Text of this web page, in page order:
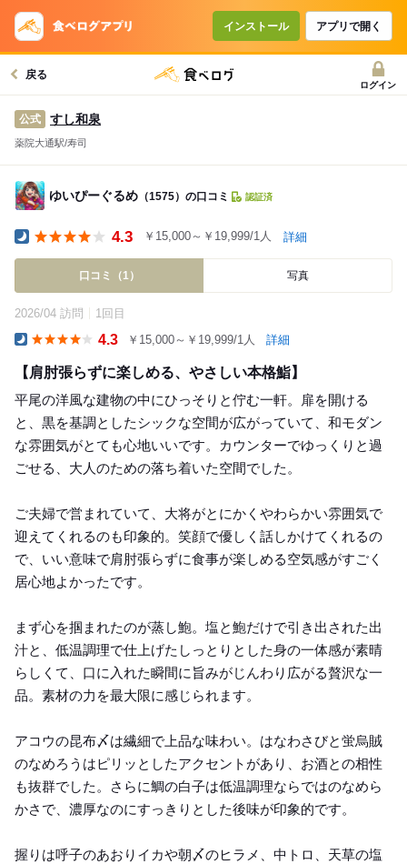
インストール アプリで開く
戻る
ログイン
公式 すし和泉
薬院大通駅/寿司
ゆいぴーぐるめ （1575）の口コミ 認証済
4.3 ￥15,000～￥19,999/1人 詳細
口コミ（1） 写真
2026/04 訪問 1回目
4.3 ￥15,000～￥19,999/1人 詳細
【肩肘張らずに楽しめる、やさしい本格鮨】
平尾の洋風な建物の中にひっそりと佇む一軒。扉を開ける
と、黒を基調としたシックな空間が広がっていて、和モダン
な雰囲気がとても心地いいです。カウンターでゆっくりと過
ごせる、大人のための落ち着いた空間でした。
ご夫婦で営まれていて、大将がとにかくやわらかい雰囲気で
迎えてくれるのも印象的。笑顔で優しく話しかけてくれるの
で、いい意味で肩肘張らずに食事が楽しめる空気感がすごく
居心地よかったです。
まず心を掴まれたのが蒸し鮑。塩と鮑だけで引き出された出
汁と、低温調理で仕上げたしっとりとした身の一体感が素晴
らしくて、口に入れた瞬間に旨みがじんわり広がる贅沢な一
品。素材の力を最大限に感じられます。
アコウの昆布〆は繊細で上品な味わい。はなわさびと蛍烏賊
のなめろうはピリッとしたアクセントがあり、お酒との相性
も抜群でした。さらに鯛の白子は低温調理ならではのなめら
かさで、濃厚なのにすっきりとした後味が印象的です。
握りは呼子のあおりイカや朝〆のヒラメ、中トロ、天草の塩